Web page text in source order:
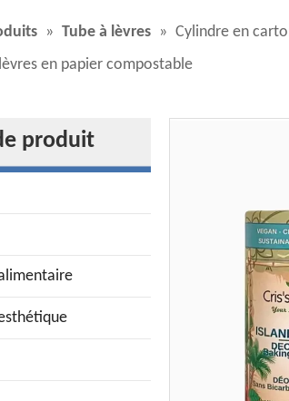
» Tube à lèvres » Cylindre en
en papier compostable
produit